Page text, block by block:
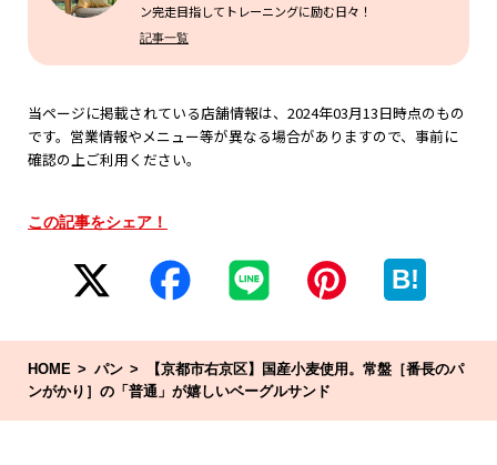
ン完走目指してトレーニングに励む日々！
記事一覧
当ページに掲載されている店舗情報は、2024年03月13日時点のもの
です。営業情報やメニュー等が異なる場合がありますので、事前に
確認の上ご利用ください。
この記事をシェア！
B!
HOME パン
【京都市右京区】国産小麦使用。常盤［番長のパ
ンがかり］の「普通」が嬉しいベーグルサンド